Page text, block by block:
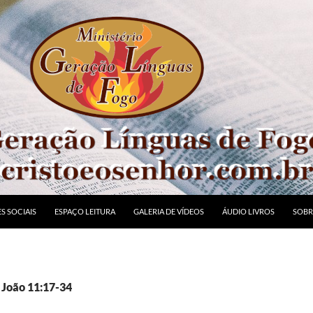
SOCIAIS ESPAÇO LEITURA GALERIA DE VÍDEOS ÁUDIO LIVROS
11:17-34